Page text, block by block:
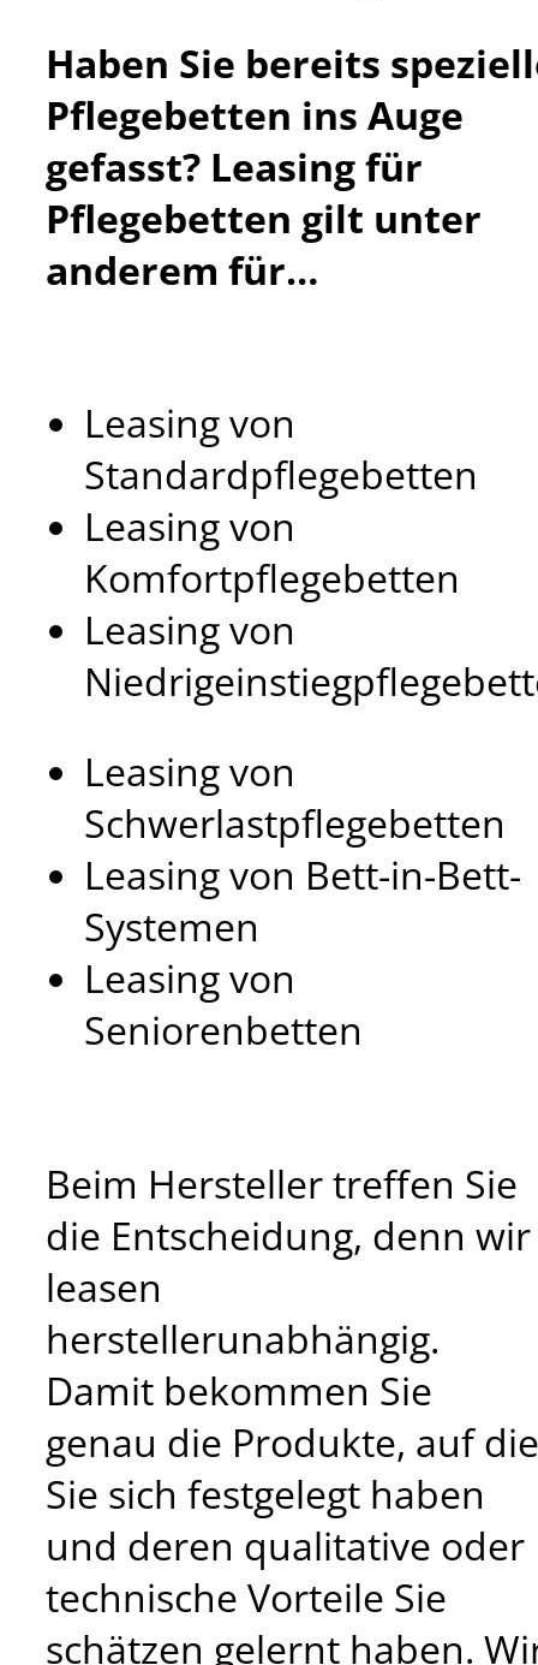
Haben Sie bereits
Pflegebetten ins Auge
gefasst? Leasing für
Pflegebetten gilt unter
anderem für…
Leasing von
Standardpflegebetten
Leasing von
Komfortpflegebetten
Leasing von
Leasing von
Schwerlastpflegebetten
Leasing von Bett-in-Bett-
Systemen
Leasing von
Seniorenbetten
Beim Hersteller treffen Sie
die Entscheidung, denn wir
leasen
herstellerunabhängig.
Damit bekommen Sie
genau die Produkte, auf die
Sie sich festgelegt haben
und deren qualitative oder
technische Vorteile Sie
schätzen gelernt haben.